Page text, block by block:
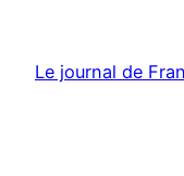
contenu
Le journal de